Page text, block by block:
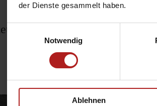
der Dienste gesammelt haben.
Einwilligungsauswahl
Notwendig
Ablehnen